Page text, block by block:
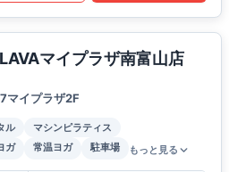
マイプラザ南富山店
マイプラザ2F
ル
マシンピラティス
ガ 常温ヨガ 駐車場 もっと見る